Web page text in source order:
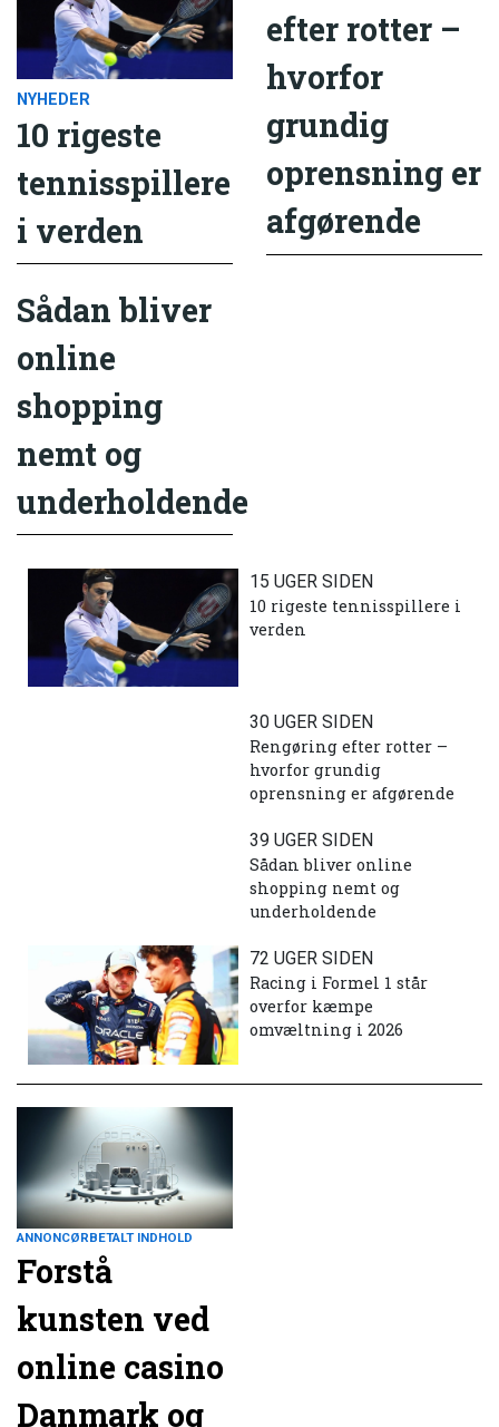
NYHEDER
10 rigeste
tennisspillere
i verden
efter rotter –
hvorfor
grundig
oprensning er
afgørende
Sådan bliver
online
shopping
nemt og
underholdende
15 UGER SIDEN
10 rigeste tennisspillere i
verden
30 UGER SIDEN
Rengøring efter rotter –
hvorfor grundig
oprensning er afgørende
39 UGER SIDEN
Sådan bliver online
shopping nemt og
underholdende
72 UGER SIDEN
Racing i Formel 1 står
overfor kæmpe
omvæltning i 2026
ANNONCØRBETALT INDHOLD
Forstå
kunsten ved
online casino
Danmark og